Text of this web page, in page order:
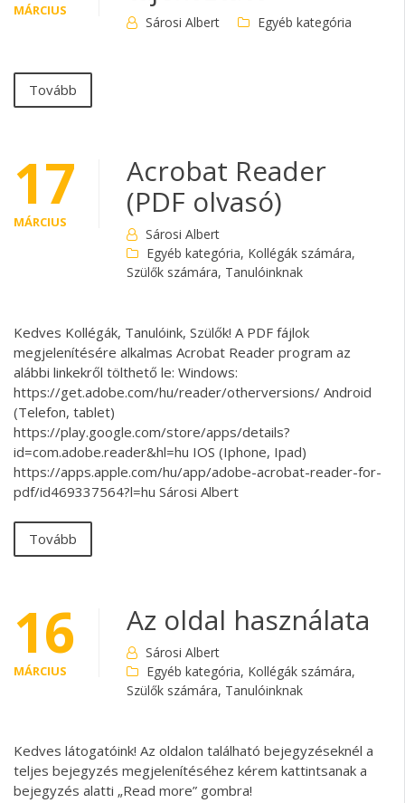
MÁRCIUS
Sárosi Albert Egyéb kategória
Tovább
17
MÁRCIUS
Acrobat Reader
(PDF olvasó)
Sárosi Albert
Egyéb kategória, Kollégák számára,
Szülők számára, Tanulóinknak
Kedves Kollégák, Tanulóink, Szülők! A PDF fájlok
megjelenítésére alkalmas Acrobat Reader program az
alábbi linkekről tölthető le: Windows:
https://get.adobe.com/hu/reader/otherversions/ Android
(Telefon, tablet)
https://play.google.com/store/apps/details?
id=com.adobe.reader&hl=hu IOS (Iphone, Ipad)
https://apps.apple.com/hu/app/adobe-acrobat-reader-for-
pdf/id469337564?l=hu Sárosi Albert
Tovább
16
MÁRCIUS
Az oldal használata
Sárosi Albert
Egyéb kategória, Kollégák számára,
Szülők számára, Tanulóinknak
Kedves látogatóink! Az oldalon található bejegyzéseknél a
teljes bejegyzés megjelenítéséhez kérem kattintsanak a
bejegyzés alatti „Read more” gombra!